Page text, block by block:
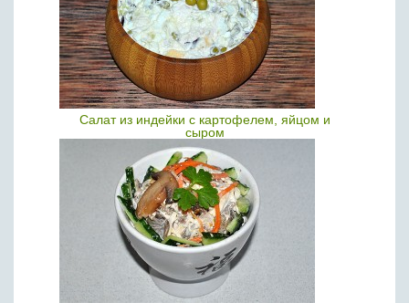
Салат из индейки с картофелем, яйцом и
сыром